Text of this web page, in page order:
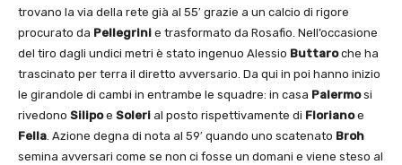
trovano la via della rete già al 55′ grazie a un calcio di rigore
procurato da Pellegrini e trasformato da Rosafio. Nell’occasione
del tiro dagli undici metri è stato ingenuo Alessio Buttaroche ha
trascinato per terra il diretto avversario. Da qui in poi hanno inizio
le girandole di cambi in entrambe le squadre: in casa Palermosi
rivedono Silipoe Soleri al posto rispettivamente di Florianoe
Fella. Azione degna di nota al 59′ quando uno scatenato Broh
semina avversari come se non ci fosse un domani e viene steso al